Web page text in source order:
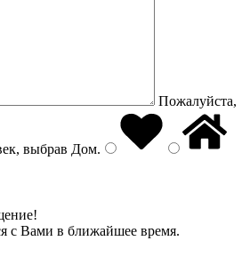
Пожалуйста,
выбрав Дом.
с Вами в ближайшее время.